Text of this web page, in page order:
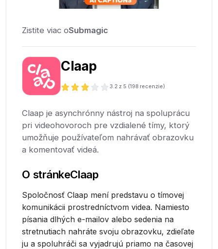
Zistite viac oSubmagic
Claap
3.2 z 5 (198 recenzie)
Claap je asynchrónny nástroj na spoluprácu
pri videohovoroch pre vzdialené tímy, ktorý
umožňuje používateľom nahrávať obrazovku
a komentovať videá.
O stránkeClaap
Spoločnosť Claap mení predstavu o tímovej
komunikácii prostredníctvom videa. Namiesto
písania dlhých e-mailov alebo sedenia na
stretnutiach nahráte svoju obrazovku, zdieľate
ju a spoluhráči sa vyjadrujú priamo na časovej